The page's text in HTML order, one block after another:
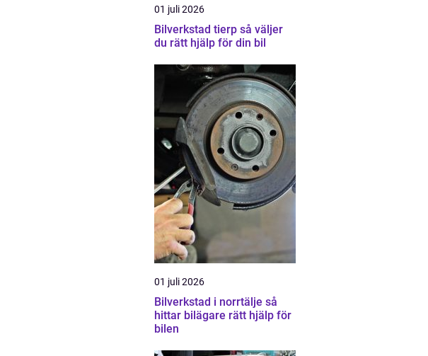
01 juli 2026
Bilverkstad tierp så väljer
du rätt hjälp för din bil
01 juli 2026
Bilverkstad i norrtälje så
hittar bilägare rätt hjälp för
bilen